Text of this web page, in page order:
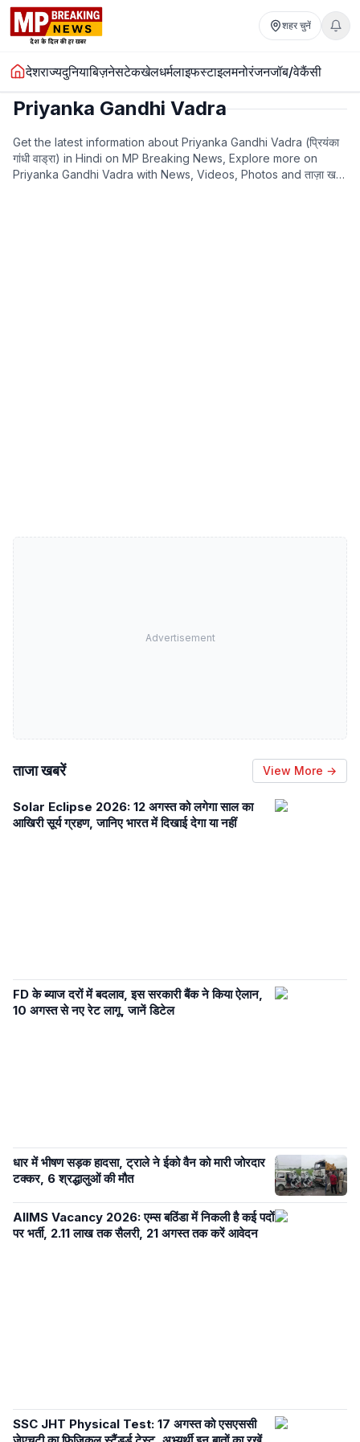
शहर चुनें
देशराज्यदुनियाबिज़नेसटेकखेलधर्मलाइफस्टाइलमनोरंजनजॉब/वेकैंसी
Priyanka Gandhi Vadra
Get the latest information about Priyanka Gandhi Vadra (प्रियंका
गांधी वाड्रा) in Hindi on MP Breaking News, Explore more on
Priyanka Gandhi Vadra with News, Videos, Photos and ताज़ा खबरे
Advertisement
ताजा खबरें View More →
Solar Eclipse 2026: 12 अगस्त को लगेगा साल का
आखिरी सूर्य ग्रहण, जानिए भारत में दिखाई देगा या नहीं
FD के ब्याज दरों में बदलाव, इस सरकारी बैंक ने किया ऐलान,
10 अगस्त से नए रेट लागू, जानें डिटेल
धार में भीषण सड़क हादसा, ट्राले ने ईको वैन को मारी जोरदार
टक्कर, 6 श्रद्धालुओं की मौत
AIIMS Vacancy 2026: एम्स बठिंडा में निकली है कई पदों
पर भर्ती, 2.11 लाख तक सैलरी, 21 अगस्त तक करें आवेदन
SSC JHT Physical Test: 17 अगस्त को एसएससी